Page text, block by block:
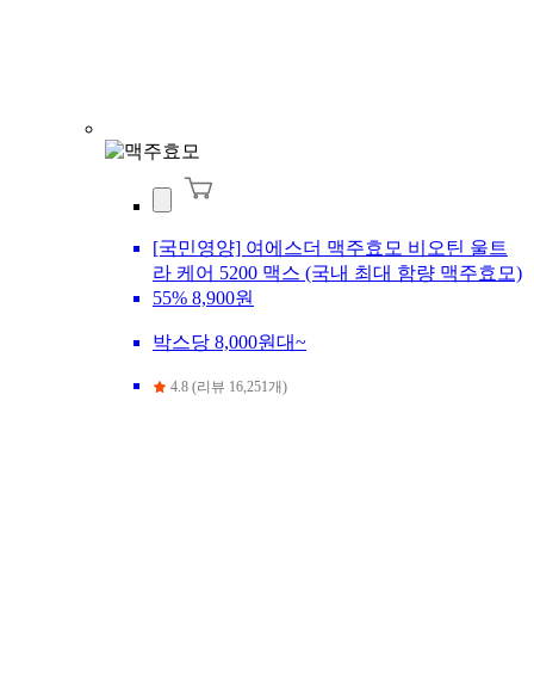
[국민영양] 여에스더 맥주효모 비오틴 울트
라 케어 5200 맥스 (국내 최대 함량 맥주효모)
55% 8,900원
박스당 8,000원대~
4.8 (리뷰 16,251개)